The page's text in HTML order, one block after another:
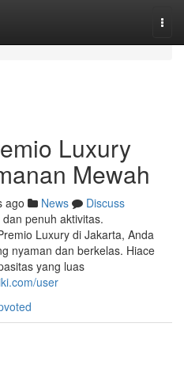
Luxury
Mewah
ago News
Discuss
penuh aktivitas.
Luxury di Jakarta, Anda
nyaman dan berkelas. Hiace
yang luas
user